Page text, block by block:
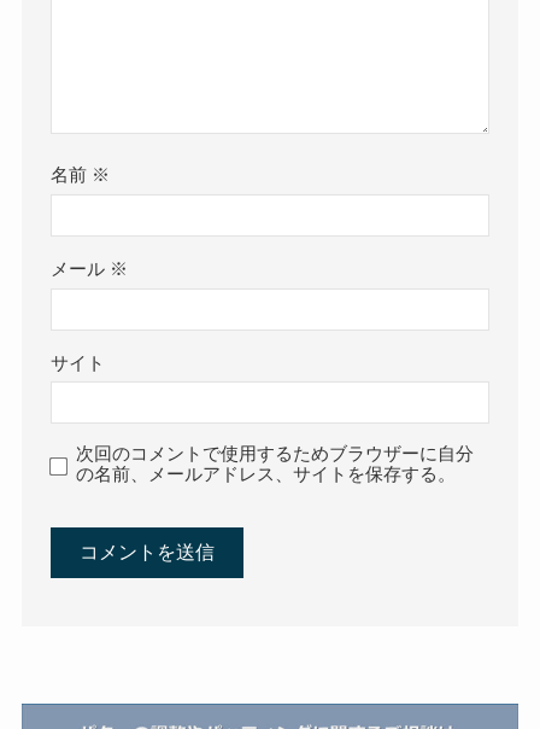
名前 ※
メール ※
サイト
次回のコメントで使用するためブラウザーに自分
の名前、メールアドレス、サイトを保存する。